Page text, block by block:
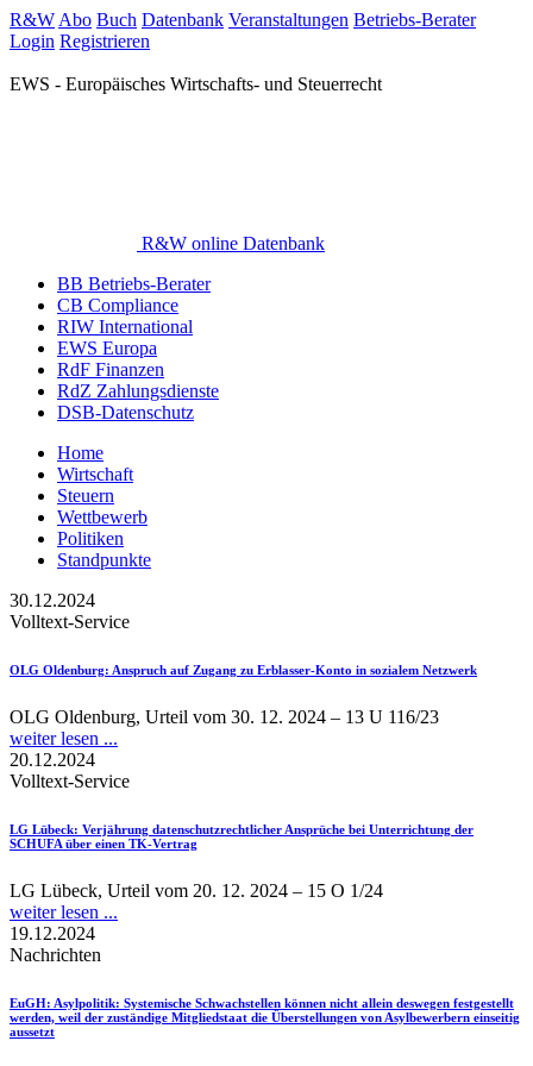
R&W Abo Buch Datenbank Veranstaltungen Betriebs-Berater
Login Registrieren
EWS - Europäisches Wirtschafts- und Steuerrecht
R&W online Datenbank
BB Betriebs-Berater
CB Compliance
RIW International
EWS Europa
RdF Finanzen
RdZ Zahlungsdienste
DSB-Datenschutz
Home
Wirtschaft
Steuern
Wettbewerb
Politiken
Standpunkte
30.12.2024
Volltext-Service
OLG Oldenburg: Anspruch auf Zugang zu Erblasser-Konto in sozialem Netzwerk
OLG Oldenburg, Urteil vom 30. 12. 2024 – 13 U 116/23
weiter lesen ...
20.12.2024
Volltext-Service
LG Lübeck: Verjährung datenschutzrechtlicher Ansprüche bei Unterrichtung der
SCHUFA über einen TK-Vertrag
LG Lübeck, Urteil vom 20. 12. 2024 – 15 O 1/24
weiter lesen ...
19.12.2024
Nachrichten
EuGH: Asylpolitik: Systemische Schwachstellen können nicht allein deswegen festgestellt
werden, weil der zuständige Mitgliedstaat die Überstellungen von Asylbewerbern einseitig
aussetzt